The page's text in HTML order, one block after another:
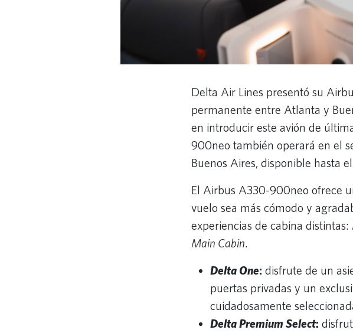
Delta Air Lines presentó su
permanente entre Atlanta y
en introducir este avión de
900neo también operará en el
Buenos Aires, disponible hasta
El Airbus A330-900neo ofrece
vuelo sea más cómodo y
experiencias de cabina distintas:
Main Cabin.
Delta One: disfrute de un
puertas privadas y un
cuidadosamente
Delta Premium Select: